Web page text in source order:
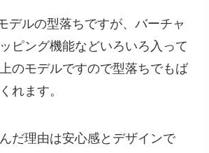
デルの型落ちですが、バーチャ
ピング機能などいろいろ入って
のモデルですので型落ちでもば
れます。
だ理由は安心感とデザインで